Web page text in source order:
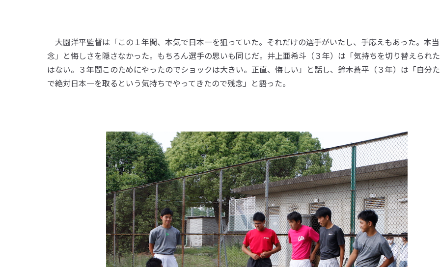
大園洋平監督は「この１年間、本気で日本一を狙っていた。それだけの選手がいたし、手応えもあった。本
念」と悔しさを隠さなかった。もちろん選手の思いも同じだ。井上亜希斗（３年）は「気持ちを切り替えられ
はない。３年間このためにやったのでショックは大きい。正直、悔しい」と話し、鈴木蒼平（３年）は「自分
で絶対日本一を取るという気持ちでやってきたので残念」と語った。